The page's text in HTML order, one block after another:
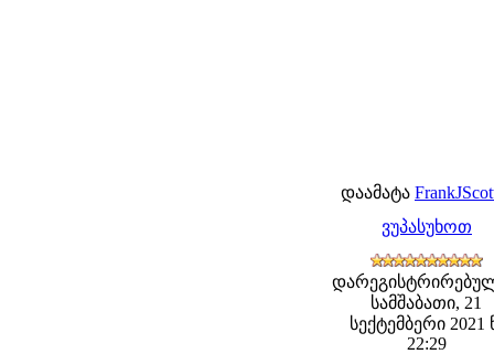
დაამატა
ვუპასუხოთ
სამშაბათი, 21
სექტემბერი 2021
22:29